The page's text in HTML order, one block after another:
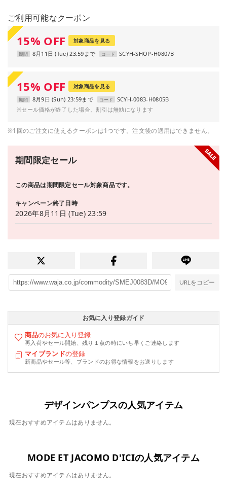
ご利用可能なクーポン
15% OFF 対象商品を見る
期間 8月11日 (Tue) 23:59まで コード SCYH-SHOP-H0807B
15% OFF 対象商品を見る
期間 8月9日 (Sun) 23:59まで コード
SCYH-0083-H0805B
※セール価格が終了した場合、割引は無効になります
※1回のご注文に使えるクーポンは1つです。注文後の適用はできません。
期間限定セール
この商品は期間限定セール対象商品です。
キャンペーン終了日時
2026年8月11日 (Tue) 23:59
URLをコピー
お気に入り登録ガイド
商品のお気に入り登録
再入荷やセール開始、残り１点の時にいち早くご連絡します
マイブランドの登録
新商品やセール等、ブランドのお得な情報をお送りします
デザインパンプスの人気アイテム
現在おすすめアイテムはありません。
MODE ET JACOMO D'ICIの人気アイテム
現在おすすめアイテムはありません。